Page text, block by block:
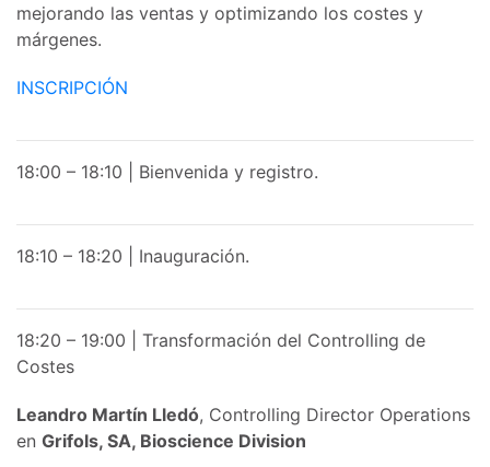
mejorando las ventas y optimizando los costes y
márgenes.
INSCRIPCIÓN
18:00 – 18:10 | Bienvenida y registro.
18:10 – 18:20 | Inauguración.
18:20 – 19:00 | Transformación del Controlling de
Costes
Leandro Martín Lledó, Controlling Director Operations
en Grifols, SA, Bioscience Division